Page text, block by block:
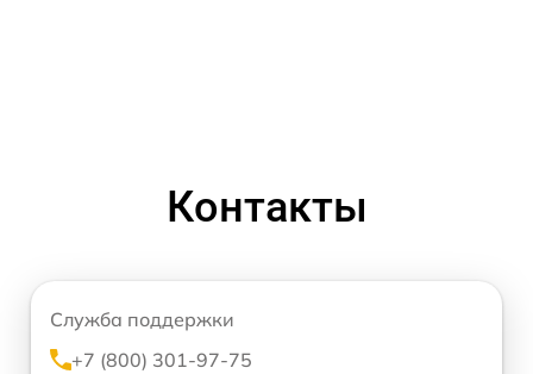
Контакты
Служба поддержки
+7 (800) 301-97-75